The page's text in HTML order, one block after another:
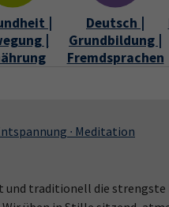
|
|
Deutsch |
Grundbildung |
Fremdsprachen
∙ Meditation
und traditionell die strengste